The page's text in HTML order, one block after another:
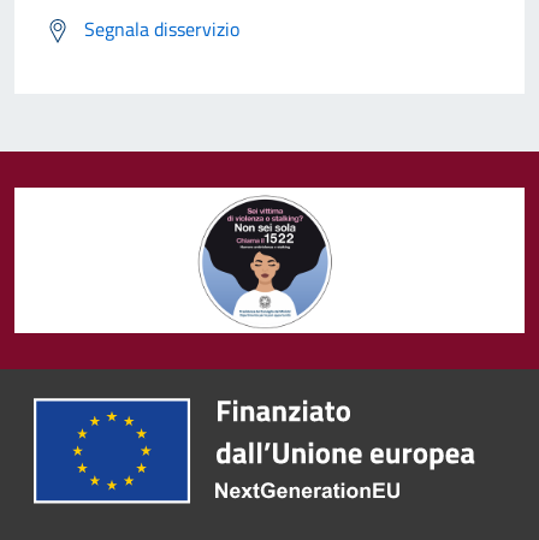
Segnala disservizio